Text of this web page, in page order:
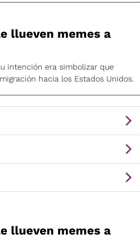
llueven memes a
intención era simbolizar que
hacia los Estados Unidos.
llueven memes a